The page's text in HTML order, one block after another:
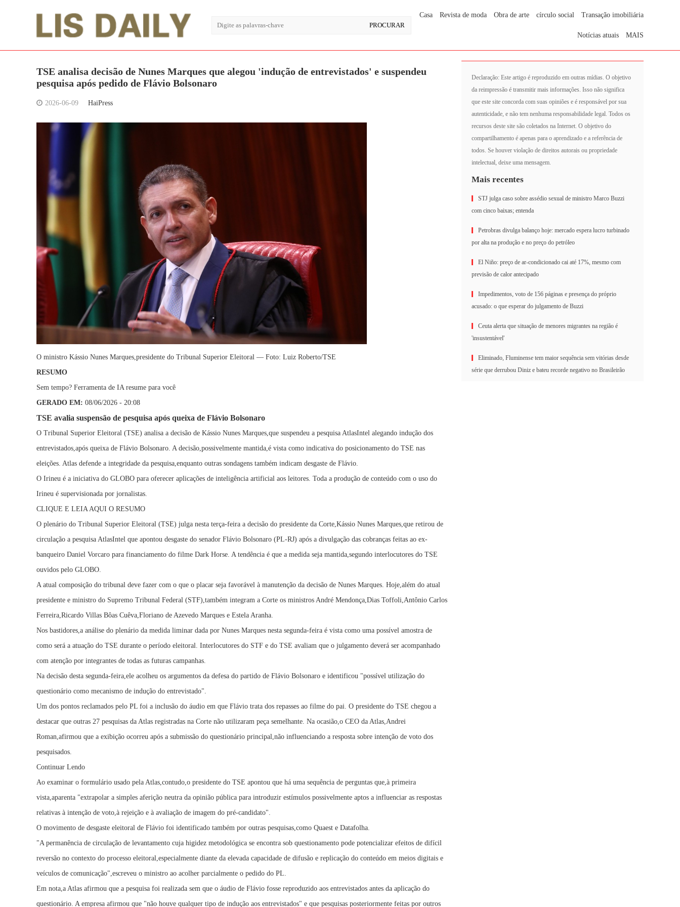
Casa Revista de moda Obra de arte círculo social Transação imobiliária
Notícias atuais MAIS
TSE analisa decisão de Nunes Marques que alegou 'indução de entrevistados' e suspendeu
pesquisa após pedido de Flávio Bolsonaro
2026-06-09 HaiPress
O ministro Kássio Nunes Marques,presidente do Tribunal Superior Eleitoral — Foto: Luiz Roberto/TSE
RESUMO
Sem tempo? Ferramenta de IA resume para você
GERADO EM: 08/06/2026 - 20:08
TSE avalia suspensão de pesquisa após queixa de Flávio Bolsonaro
O Tribunal Superior Eleitoral (TSE) analisa a decisão de Kássio Nunes Marques,que suspendeu a pesquisa AtlasIntel alegando indução dos
entrevistados,após queixa de Flávio Bolsonaro. A decisão,possivelmente mantida,é vista como indicativa do posicionamento do TSE nas
eleições. Atlas defende a integridade da pesquisa,enquanto outras sondagens também indicam desgaste de Flávio.
O Irineu é a iniciativa do GLOBO para oferecer aplicações de inteligência artificial aos leitores. Toda a produção de conteúdo com o uso do
Irineu é supervisionada por jornalistas.
CLIQUE E LEIA AQUI O RESUMO
O plenário do Tribunal Superior Eleitoral (TSE) julga nesta terça-feira a decisão do presidente da Corte,Kássio Nunes Marques,que retirou de
circulação a pesquisa AtlasIntel que apontou desgaste do senador Flávio Bolsonaro (PL-RJ) após a divulgação das cobranças feitas ao ex-
banqueiro Daniel Vorcaro para financiamento do filme Dark Horse. A tendência é que a medida seja mantida,segundo interlocutores do TSE
ouvidos pelo GLOBO.
A atual composição do tribunal deve fazer com o que o placar seja favorável à manutenção da decisão de Nunes Marques. Hoje,além do atual
presidente e ministro do Supremo Tribunal Federal (STF),também integram a Corte os ministros André Mendonça,Dias Toffoli,Antônio Carlos
Ferreira,Ricardo Villas Bôas Cuêva,Floriano de Azevedo Marques e Estela Aranha.
Nos bastidores,a análise do plenário da medida liminar dada por Nunes Marques nesta segunda-feira é vista como uma possível amostra de
como será a atuação do TSE durante o período eleitoral. Interlocutores do STF e do TSE avaliam que o julgamento deverá ser acompanhado
com atenção por integrantes de todas as futuras campanhas.
Na decisão desta segunda-feira,ele acolheu os argumentos da defesa do partido de Flávio Bolsonaro e identificou "possível utilização do
questionário como mecanismo de indução do entrevistado".
Um dos pontos reclamados pelo PL foi a inclusão do áudio em que Flávio trata dos repasses ao filme do pai. O presidente do TSE chegou a
destacar que outras 27 pesquisas da Atlas registradas na Corte não utilizaram peça semelhante. Na ocasião,o CEO da Atlas,Andrei
Roman,afirmou que a exibição ocorreu após a submissão do questionário principal,não influenciando a resposta sobre intenção de voto dos
pesquisados.
Continuar Lendo
Ao examinar o formulário usado pela Atlas,contudo,o presidente do TSE apontou que há uma sequência de perguntas que,à primeira
vista,aparenta "extrapolar a simples aferição neutra da opinião pública para introduzir estímulos possivelmente aptos a influenciar as respostas
relativas à intenção de voto,à rejeição e à avaliação de imagem do pré-candidato".
O movimento de desgaste eleitoral de Flávio foi identificado também por outras pesquisas,como Quaest e Datafolha.
"A permanência de circulação de levantamento cuja higidez metodológica se encontra sob questionamento pode potencializar efeitos de difícil
reversão no contexto do processo eleitoral,especialmente diante da elevada capacidade de difusão e replicação do conteúdo em meios digitais e
veículos de comunicação",escreveu o ministro ao acolher parcialmente o pedido do PL.
Em nota,a Atlas afirmou que a pesquisa foi realizada sem que o áudio de Flávio fosse reproduzido aos entrevistados antes da aplicação do
questionário. A empresa afirmou que "não houve qualquer tipo de indução aos entrevistados" e que pesquisas posteriormente feitas por outros
Declaração: Este artigo é reproduzido em outras mídias. O objetivo
da reimpressão é transmitir mais informações. Isso não significa
que este site concorda com suas opiniões e é responsável por sua
autenticidade, e não tem nenhuma responsabilidade legal. Todos os
recursos deste site são coletados na Internet. O objetivo do
compartilhamento é apenas para o aprendizado e a referência de
todos. Se houver violação de direitos autorais ou propriedade
intelectual, deixe uma mensagem.
Mais recentes
STJ julga caso sobre assédio sexual de ministro Marco Buzzi
com cinco baixas; entenda
Petrobras divulga balanço hoje: mercado espera lucro turbinado
por alta na produção e no preço do petróleo
El Niño: preço de ar-condicionado cai até 17%, mesmo com
previsão de calor antecipado
Impedimentos, voto de 156 páginas e presença do próprio
acusado: o que esperar do julgamento de Buzzi
Ceuta alerta que situação de menores migrantes na região é
'insustentável'
Eliminado, Fluminense tem maior sequência sem vitórias desde
série que derrubou Diniz e bateu recorde negativo no Brasileirão